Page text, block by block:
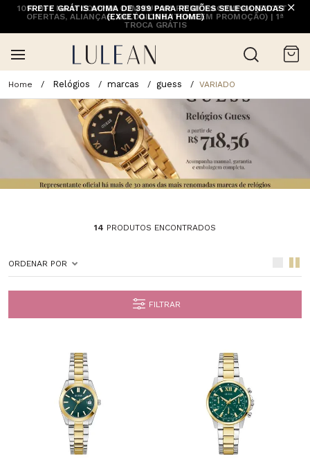
10% OFF NA 1ª COMPRA COM CUPOM PRIMEIRACOMPRA (EXCETO
OFERTAS, ALIANÇAS, RELÓGIOS E ITENS EM PROMOÇÃO) | 1ª
TROCA GRÁTIS
FRETE GRÁTIS ACIMA DE 399 PARA REGIÕES SELECIONADAS
(EXCETO LINHA HOME)
Relógios marcas guess VARIADO
14 PRODUTOS ENCONTRADOS
ORDENAR POR
FILTRAR